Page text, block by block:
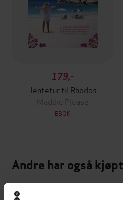
179,-
Jentetur til Rhodos
Maddie Please
EBOK
Andre har også kjøpt